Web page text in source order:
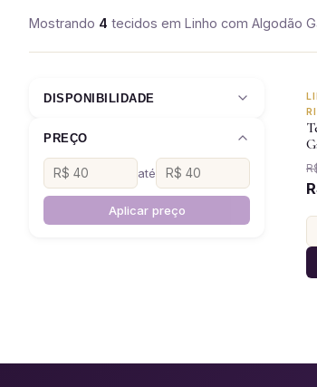
Mostrando 4 tecidos em Linho com Algodão
DISPONIBILIDADE
PREÇO
até
Aplicar preço